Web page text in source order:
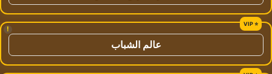
!
عالم الشباب